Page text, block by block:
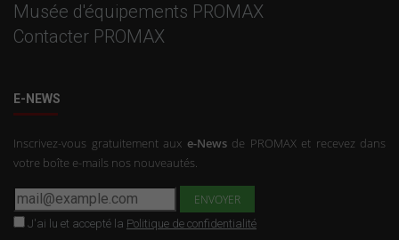
Musée d'équipements PROMAX
Contacter PROMAX
E-NEWS
Inscrivez-vous gratuitement aux e-Newsde PROMAX et recevez dans
votre boîte e-mails nos nouveautés.
J'ai lu et accepté la Politique de confidentialité